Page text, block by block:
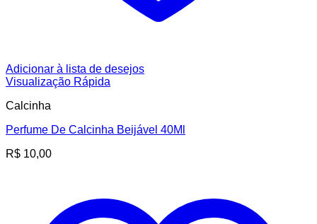
Adicionar à lista de desejos
Visualização Rápida
Calcinha
Perfume De Calcinha Beijável 40Ml
R$ 10,00